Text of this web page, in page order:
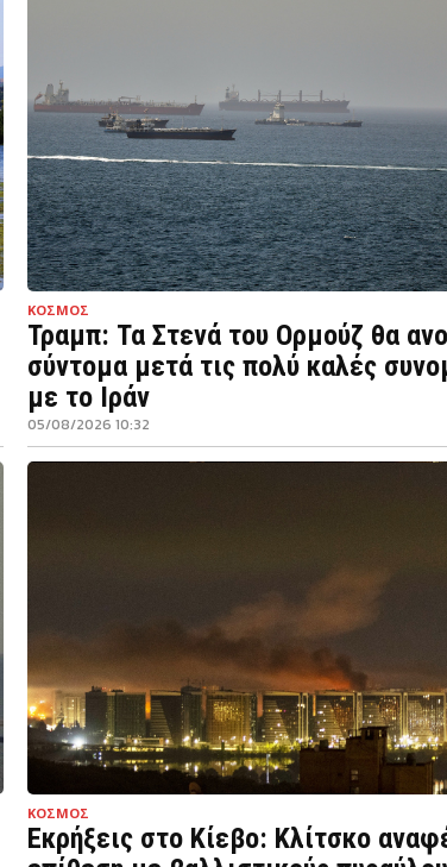
ΚΟΣΜΟΣ
Τραμπ: Τα Στενά του Ορμούζ θα
σύντομα μετά τις πολύ καλές
με το Ιράν
05/08/2026 10:32
ΚΟΣΜΟΣ
Εκρήξεις στο Κίεβο: Κλίτσκο